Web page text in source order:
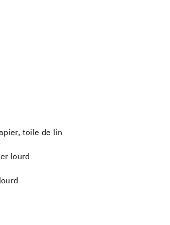
toile de lin
lourd